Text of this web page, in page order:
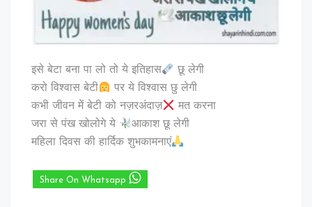
इसे बेटा बना पा लो तो ये इतिहास
छू लेगी
करो विश्वास बेटी
पर ये विश्वास छु लेगी
कभी जीवन में बेटी को नज़रअंदाज़
मत करना
जरा से पंख खोलोगे ये
आकाश छू लेगी
महिला दिवस की हार्दिक शुभकामनाएं
Share On Whatsapp